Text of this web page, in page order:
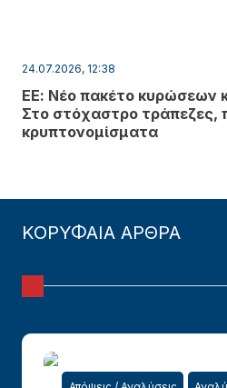
24.07.2026, 12:38
ΕΕ: Νέο πακέτο κυρώσεων
Στο στόχαστρο τράπεζες,
κρυπτονομίσματα
ΚΟΡΥΦΑΙΑ ΑΡΘΡΑ